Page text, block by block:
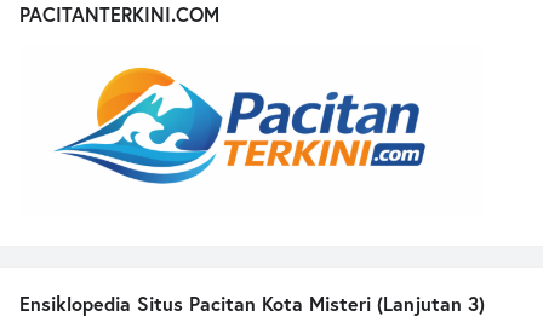
PACITANTERKINI.COM
Ensiklopedia Situs Pacitan Kota Misteri (Lanjutan 3)